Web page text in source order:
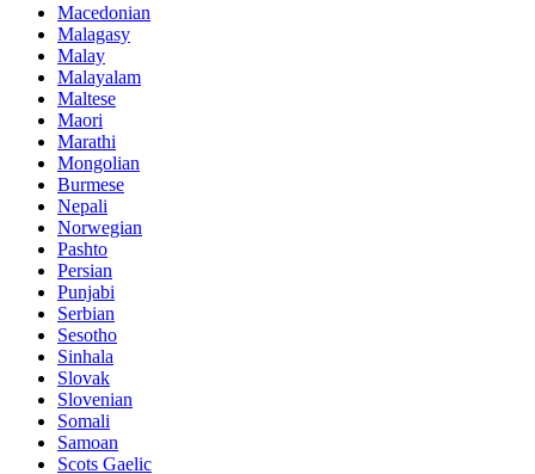
Macedonian
Malagasy
Malay
Malayalam
Maltese
Maori
Marathi
Mongolian
Burmese
Nepali
Norwegian
Pashto
Persian
Punjabi
Serbian
Sesotho
Sinhala
Slovak
Slovenian
Somali
Samoan
Scots Gaelic